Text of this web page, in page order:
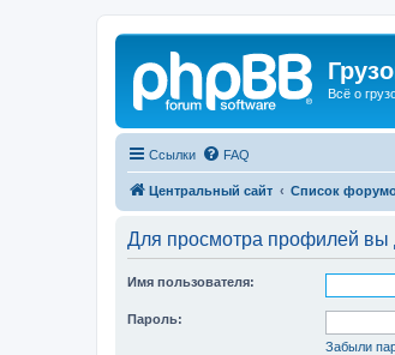
Всё о
Ссылки FAQ
Центральный сайт Список
Для просмотра профилей вы
Имя пользователя:
Пароль:
Забыли